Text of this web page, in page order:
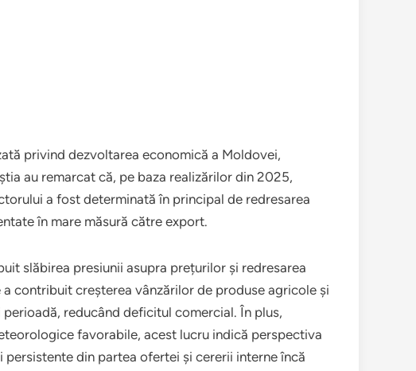
privind dezvoltarea economică a Moldovei,
au remarcat că, pe baza realizărilor din 2025,
a fost determinată în principal de redresarea
în mare măsură către export.
slăbirea presiunii asupra prețurilor și redresarea
contribuit creșterea vânzărilor de produse agricole și
reducând deficitul comercial. În plus,
favorabile, acest lucru indică perspectiva
din partea ofertei și cererii interne încă